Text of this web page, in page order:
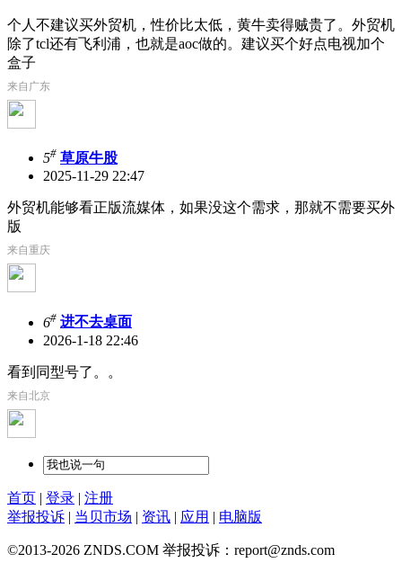
个人不建议买外贸机，性价比太低，黄牛卖得贼贵了。外贸机
除了tcl还有飞利浦，也就是aoc做的。建议买个好点电视加个
盒子
来自广东
5# 草原牛股
2025-11-29 22:47
外贸机能够看正版流媒体，如果没这个需求，那就不需要买外
版
来自重庆
6# 进不去桌面
2026-1-18 22:46
看到同型号了。。
来自北京
首页 | 登录 | 注册
举报投诉 | 当贝市场 | 资讯 | 应用 | 电脑版
©2013-2026 ZNDS.COM 举报投诉：report@znds.com